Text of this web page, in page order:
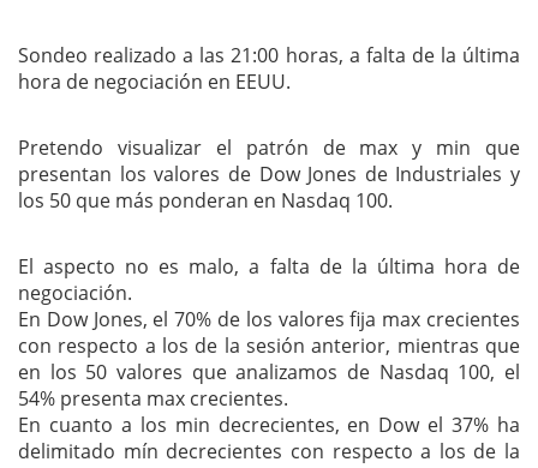
Sondeo realizado a las 21:00 horas, a falta de la última
hora de negociación en EEUU.
Pretendo visualizar el patrón de max y min que
presentan los valores de Dow Jones de Industriales y
los 50 que más ponderan en Nasdaq 100.
El aspecto no es malo, a falta de la última hora de
negociación.
En Dow Jones, el 70% de los valores fija max crecientes
con respecto a los de la sesión anterior, mientras que
en los 50 valores que analizamos de Nasdaq 100, el
54% presenta max crecientes.
En cuanto a los min decrecientes, en Dow el 37% ha
delimitado mín decrecientes con respecto a los de la